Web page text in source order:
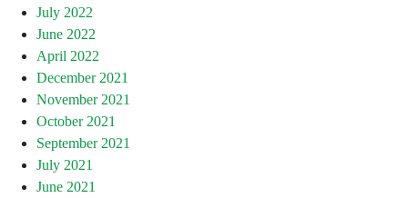
July 2022
June 2022
April 2022
December 2021
November 2021
October 2021
September 2021
July 2021
June 2021